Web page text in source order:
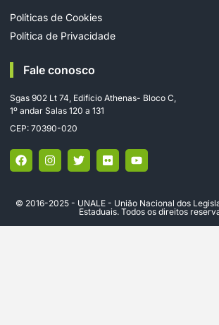
Políticas de Cookies
Política de Privacidade
Fale conosco
Sgas 902 Lt 74, Edifício Athenas- Bloco C,
1º andar Salas 120 a 131
CEP: 70390-020
© 2016-2025 - UNALE - União Nacional dos
Estaduais. Todos os direitos